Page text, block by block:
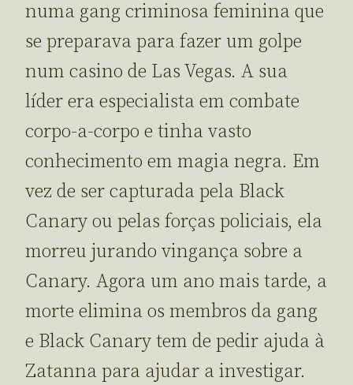
numa gang criminosa feminina que
se preparava para fazer um golpe
num casino de Las Vegas. A sua
líder era especialista em combate
corpo-a-corpo e tinha vasto
conhecimento em magia negra. Em
vez de ser capturada pela Black
Canary ou pelas forças policiais, ela
morreu jurando vingança sobre a
Canary. Agora um ano mais tarde, a
morte elimina os membros da gang
e Black Canary tem de pedir ajuda à
Zatanna para ajudar a investigar.